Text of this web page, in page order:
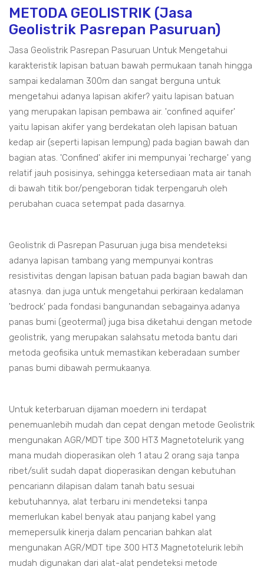
METODA GEOLISTRIK (Jasa
Geolistrik Pasrepan Pasuruan)
Jasa Geolistrik Pasrepan Pasuruan Untuk Mengetahui
karakteristik lapisan batuan bawah permukaan tanah hingga
sampai kedalaman 300m dan sangat berguna untuk
mengetahui adanya lapisan akifer? yaitu lapisan batuan
yang merupakan lapisan pembawa air. 'confined aquifer'
yaitu lapisan akifer yang berdekatan oleh lapisan batuan
kedap air (seperti lapisan lempung) pada bagian bawah dan
bagian atas. 'Confined' akifer ini mempunyai 'recharge' yang
relatif jauh posisinya, sehingga ketersediaan mata air tanah
di bawah titik bor/pengeboran tidak terpengaruh oleh
perubahan cuaca setempat pada dasarnya.
Geolistrik di Pasrepan Pasuruan juga bisa mendeteksi
adanya lapisan tambang yang mempunyai kontras
resistivitas dengan lapisan batuan pada bagian bawah dan
atasnya. dan juga untuk mengetahui perkiraan kedalaman
'bedrock' pada fondasi bangunandan sebagainya.adanya
panas bumi (geotermal) juga bisa diketahui dengan metode
geolistrik, yang merupakan salahsatu metoda bantu dari
metoda geofisika untuk memastikan keberadaan sumber
panas bumi dibawah permukaanya.
Untuk keterbaruan dijaman moedern ini terdapat
penemuanlebih mudah dan cepat dengan metode Geolistrik
mengunakan AGR/MDT tipe 300 HT3 Magnetotelurik yang
mana mudah dioperasikan oleh 1 atau 2 orang saja tanpa
ribet/sulit sudah dapat dioperasikan dengan kebutuhan
pencariann dilapisan dalam tanah batu sesuai
kebutuhannya, alat terbaru ini mendeteksi tanpa
memerlukan kabel benyak atau panjang kabel yang
memepersulik kinerja dalam pencarian bahkan alat
mengunakan AGR/MDT tipe 300 HT3 Magnetotelurik lebih
mudah digunakan dari alat-alat pendeteksi metode